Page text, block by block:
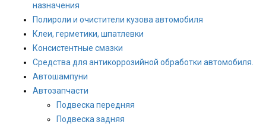
назначения
Полироли и очистители кузова автомобиля
Клеи, герметики, шпатлевки
Консистентные смазки
Средства для антикоррозийной обработки автомобиля.
Автошампуни
Автозапчасти
Подвеска передняя
Подвеска задняя